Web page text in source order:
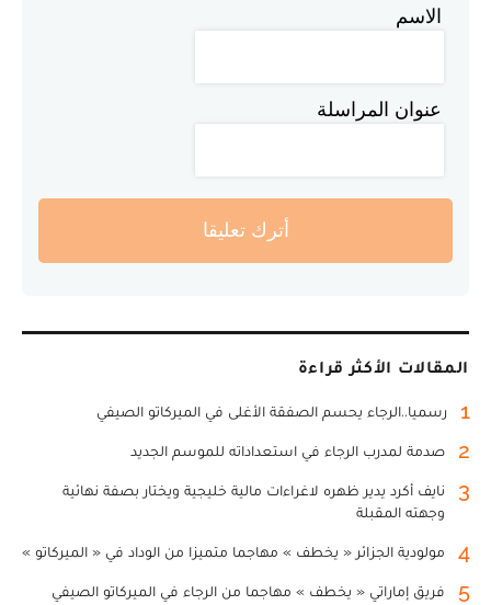
الاسم
عنوان المراسلة
أترك تعليقا
المقالات الأكثر قراءة
1 رسميا..الرجاء يحسم الصفقة الأغلى في الميركاتو الصيفي
2 صدمة لمدرب الرجاء في استعداداته للموسم الجديد
3
نايف أكرد يدير ظهره لاغراءات مالية خليجية ويختار بصفة نهائية
وجهته المقبلة
4 مولودية الجزائر « يخطف » مهاجما متميزا من الوداد في « الميركاتو »
5 فريق إماراتي « يخطف » مهاجما من الرجاء في الميركاتو الصيفي